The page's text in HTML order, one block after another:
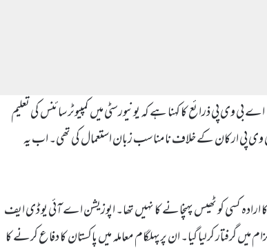
وی پی ذرائع کا کہنا ہے کہ یونیورسٹی میں کمپیوٹر سائنس کی تعلیم
ارکان کے خلاف نامناسب زبان استعمال کی تھی۔ اب یہ
کسی کو ٹھیس پہنچانے کا نہیں تھا۔ اپوزیشن اے آئی یو ڈی ایف
گرفتار کرلیا گیا۔ ان پرپہلگام معاملہ میں پاکستان کا دفاع کرنے کا